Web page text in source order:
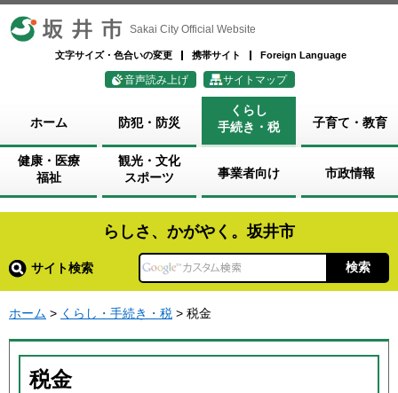
坂井市 Sakai City Official Website
文字サイズ・色合いの変更 携帯サイト Foreign Language
音声読み上げ サイトマップ
ホーム 防犯・防災
くらし
手続き・税
子育て・教育
健康・医療
福祉
観光・文化
スポーツ
事業者向け 市政情報
らしさ、かがやく。坂井市
サイト検索
ホーム > くらし・手続き・税 > 税金
税金